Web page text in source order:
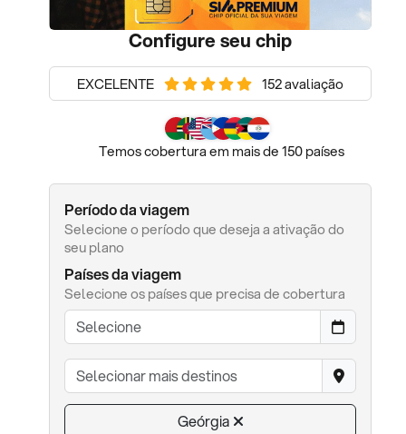
Configure seu chip
EXCELENTE 152 avaliação
Temos cobertura em mais de 150 países
Período da viagem
Selecione o período que deseja a ativação do
seu plano
Países da viagem
Selecione os países que precisa de cobertura
Geórgia